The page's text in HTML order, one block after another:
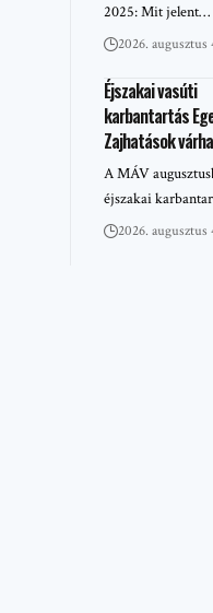
2025: Mit jelent…
2026. augusztus
Éjszakai vasúti
karbantartás
Zajhatások
A MÁV
éjszakai
2026. augusztus